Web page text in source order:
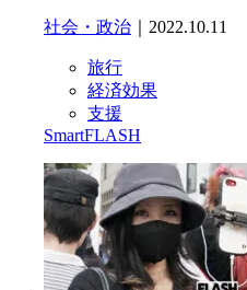
社会・政治 ｜2022.10.11
旅行
経済効果
支援
SmartFLASH